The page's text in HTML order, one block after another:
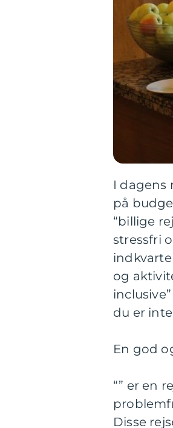
I dagens
på
“billige
stressfri
og
du er
En god
“” er en
Disse